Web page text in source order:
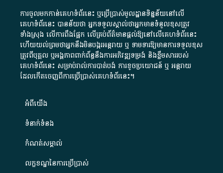
ការចូលមកកាន់គេហទំព័រនេះ ឬប្រើប្រាស់មូលដ្ឋានទិន្នន័យនៅលើ
គេហទំព័រនេះ បានន័យថា អ្នកទទួលស្គាល់ថាអ្នកមានទំនួលខុសត្រូវ
ទាំងស្រុង លើការពឹងផ្អែក លើគ្រប់ព័ត៌មានផ្តល់ឱ្យនៅលើគេហទំព័រនេះ
ហើយយល់ព្រមថាអ្នកនឹងមិនបង្ករអន្តរាយ ឬ ទាមទារ​ឱ្យមានការទទួលខុស​
ត្រូវពីបុគ្គល ឬអង្គភាពពាក់ព័ន្ធនឹងការអភិវឌ្ឍទម្រង់ និងខ្លឹមសាររបស់
គេហទំព័រនេះ សម្រាប់រាល់ការបាត់បង់ ការខូចប្រយោជន៍ ឬ អន្តរាយ
ដែលកើតចេញពីការប្រើប្រាស់គេហទំព័រនេះ។
អំពី​យើង​
ទំនាក់ទំនង
កំណត់សម្គាល់
លក្ខខណ្ឌនៃការប្រើប្រាស់